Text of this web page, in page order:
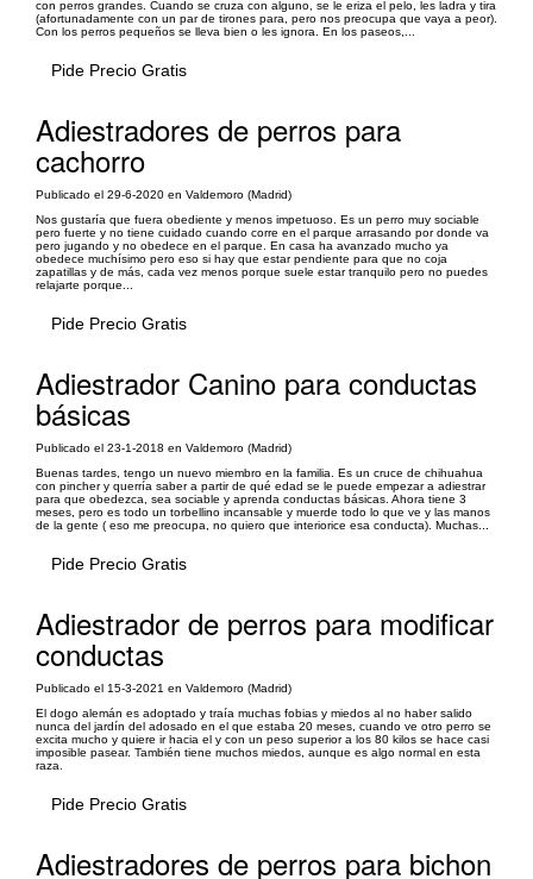
con perros grandes. Cuando se cruza con alguno, se le eriza el pelo, les ladra y tira
(afortunadamente con un par de tirones para, pero nos preocupa que vaya a peor).
Con los perros pequeños se lleva bien o les ignora. En los paseos,...
Pide Precio Gratis
Adiestradores de perros para
cachorro
Publicado el 29-6-2020 en Valdemoro (Madrid)
Nos gustaría que fuera obediente y menos impetuoso. Es un perro muy sociable
pero fuerte y no tiene cuidado cuando corre en el parque arrasando por donde va
pero jugando y no obedece en el parque. En casa ha avanzado mucho ya
obedece muchísimo pero eso si hay que estar pendiente para que no coja
zapatillas y de más, cada vez menos porque suele estar tranquilo pero no puedes
relajarte porque...
Pide Precio Gratis
Adiestrador Canino para conductas
básicas
Publicado el 23-1-2018 en Valdemoro (Madrid)
Buenas tardes, tengo un nuevo miembro en la familia. Es un cruce de chihuahua
con pincher y querría saber a partir de qué edad se le puede empezar a adiestrar
para que obedezca, sea sociable y aprenda conductas básicas. Ahora tiene 3
meses, pero es todo un torbellino incansable y muerde todo lo que ve y las manos
de la gente ( eso me preocupa, no quiero que interiorice esa conducta). Muchas...
Pide Precio Gratis
Adiestrador de perros para modificar
conductas
Publicado el 15-3-2021 en Valdemoro (Madrid)
El dogo alemán es adoptado y traía muchas fobias y miedos al no haber salido
nunca del jardín del adosado en el que estaba 20 meses, cuando ve otro perro se
excita mucho y quiere ir hacia el y con un peso superior a los 80 kilos se hace casi
imposible pasear. También tiene muchos miedos, aunque es algo normal en esta
raza.
Pide Precio Gratis
Adiestradores de perros para bichon